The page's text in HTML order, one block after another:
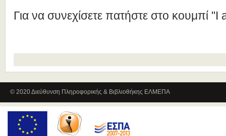
Για να συνεχίσετε πατήστε στο κουμπί "I
© 2020 Διεύθυνση Πληροφορικής & Βιβλιοθήκης ΕΛΜΕΠΑ